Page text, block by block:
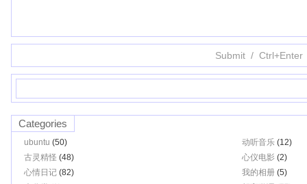
Categories
ubuntu (50) 动听音乐(12)
古灵精怪 (48) 心仪电影(2)
心情日记 (82) 我的相册(5)